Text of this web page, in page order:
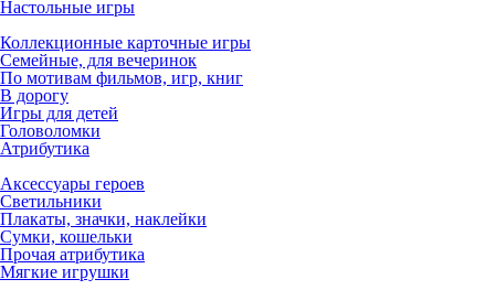
Настольные игры
Коллекционные карточные игры
Семейные, для вечеринок
По мотивам фильмов, игр, книг
В дорогу
Игры для детей
Головоломки
Атрибутика
Аксессуары героев
Светильники
Плакаты, значки, наклейки
Сумки, кошельки
Прочая атрибутика
Мягкие игрушки